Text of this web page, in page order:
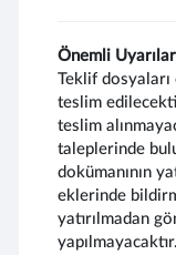
Önemli Uyarılar
Teklif
teslim
teslim
taleplerinde
dokümanının
eklerinde
yatırılmadan